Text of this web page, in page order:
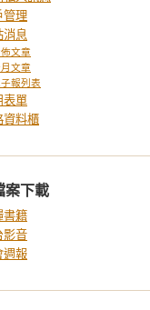
管理
消息
文章
文章
報列表
表單
資料櫃
案下載
書籍
影音
週報